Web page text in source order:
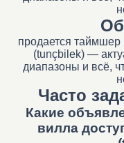
продается таймшер
(tunçbilek) —
диапазоны и всё,
Часто
Какие
вилла